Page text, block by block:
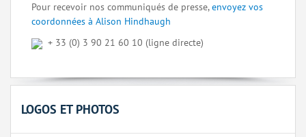
Pour recevoir nos communiqués de presse,envoyez vos
coordonnées à Alison Hindhaugh
+ 33 (0) 3 90 21 60 10 (ligne directe)
LOGOS ET PHOTOS